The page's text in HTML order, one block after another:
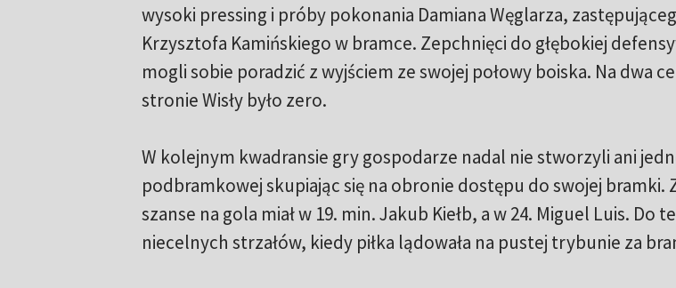
wysoki pressing i próby pokonania Damiana Węglarza,
Krzysztofa Kamińskiego w bramce. Zepchnięci do głębokiej
mogli sobie poradzić z wyjściem ze swojej połowy boiska. Na dwa
stronie Wisły było zero.
W kolejnym kwadransie gry gospodarze nadal nie stworzyli ani
podbramkowej skupiając się na obronie dostępu do swojej bramki.
szanse na gola miał w 19. min. Jakub Kiełb, a w 24. Miguel Luis. Do
niecelnych strzałów, kiedy piłka lądowała na pustej trybunie za